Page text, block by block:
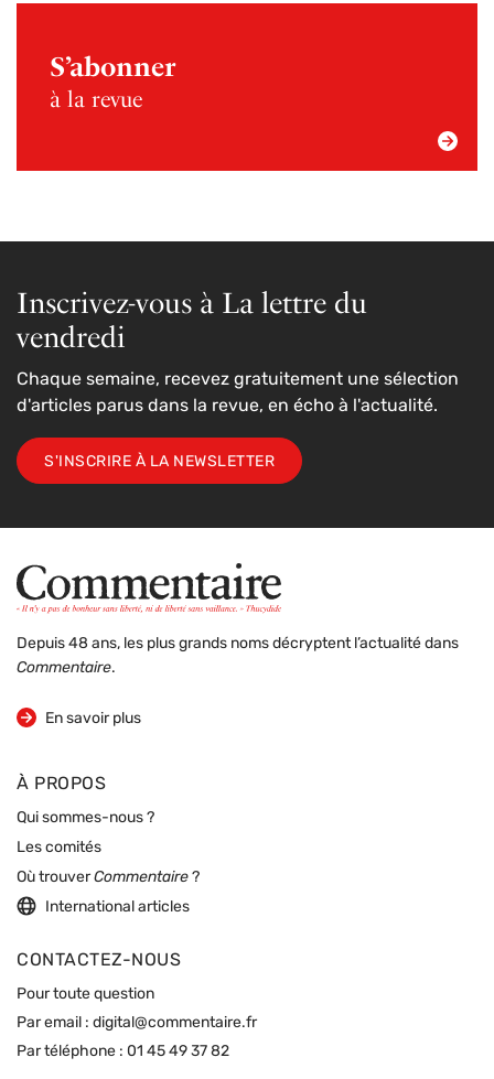
S’abonner
à la revue
Inscrivez-vous à La lettre du
vendredi
Chaque semaine, recevez gratuitement une sélection
d'articles parus dans la revue, en écho à l'actualité.
S'INSCRIRE À LA NEWSLETTER
Depuis 48 ans, les plus grands noms décryptent l’actualité dans
Commentaire.
En savoir plus
sur la revue
À PROPOS
Qui sommes-nous ?
Les comités
Où trouverCommentaire ?
International articles
CONTACTEZ-NOUS
Pour toute question
Par email : digital@commentaire.fr
Par téléphone : 01 45 49 37 82